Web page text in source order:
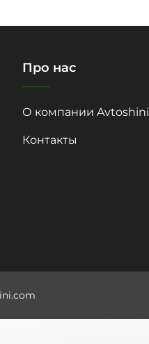
Про нас
О компании Avtoshini
Контакты